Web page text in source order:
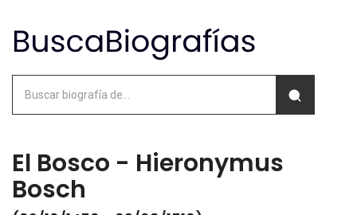
El Bosco - Hieronymus
Bosch